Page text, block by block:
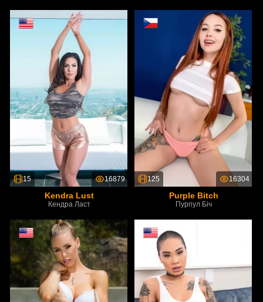
15 16879
Kendra Lust
Кендра Ласт
125 16304
Purple Bitch
Пурпул Біч